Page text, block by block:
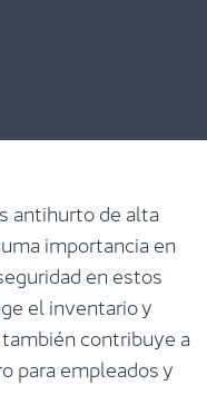
antihurto de alta
importancia en
en estos
el inventario y
contribuye a
para empleados y